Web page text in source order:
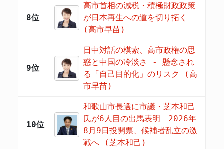
8位
高市首相の減税・積極財政政策
が日本再生への道を切り拓く
(高市早苗)
9位
日中対話の模索、高市政権の思
惑と中国の冷淡さ - 懸念され
る「自己目的化」のリスク (高
市早苗)
10位
和歌山市長選に市議・芝本和己
氏が6人目の出馬表明 2026年
8月9日投開票、候補者乱立の激
戦へ (芝本和己)